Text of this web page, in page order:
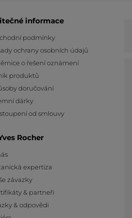
informace
podmínky
ochrany osobních údajů
o řešení oznámení
produktů
doručování
dárky
od smlouvy
Rocher
expertiza
závazky
& partneři
& odpovědi